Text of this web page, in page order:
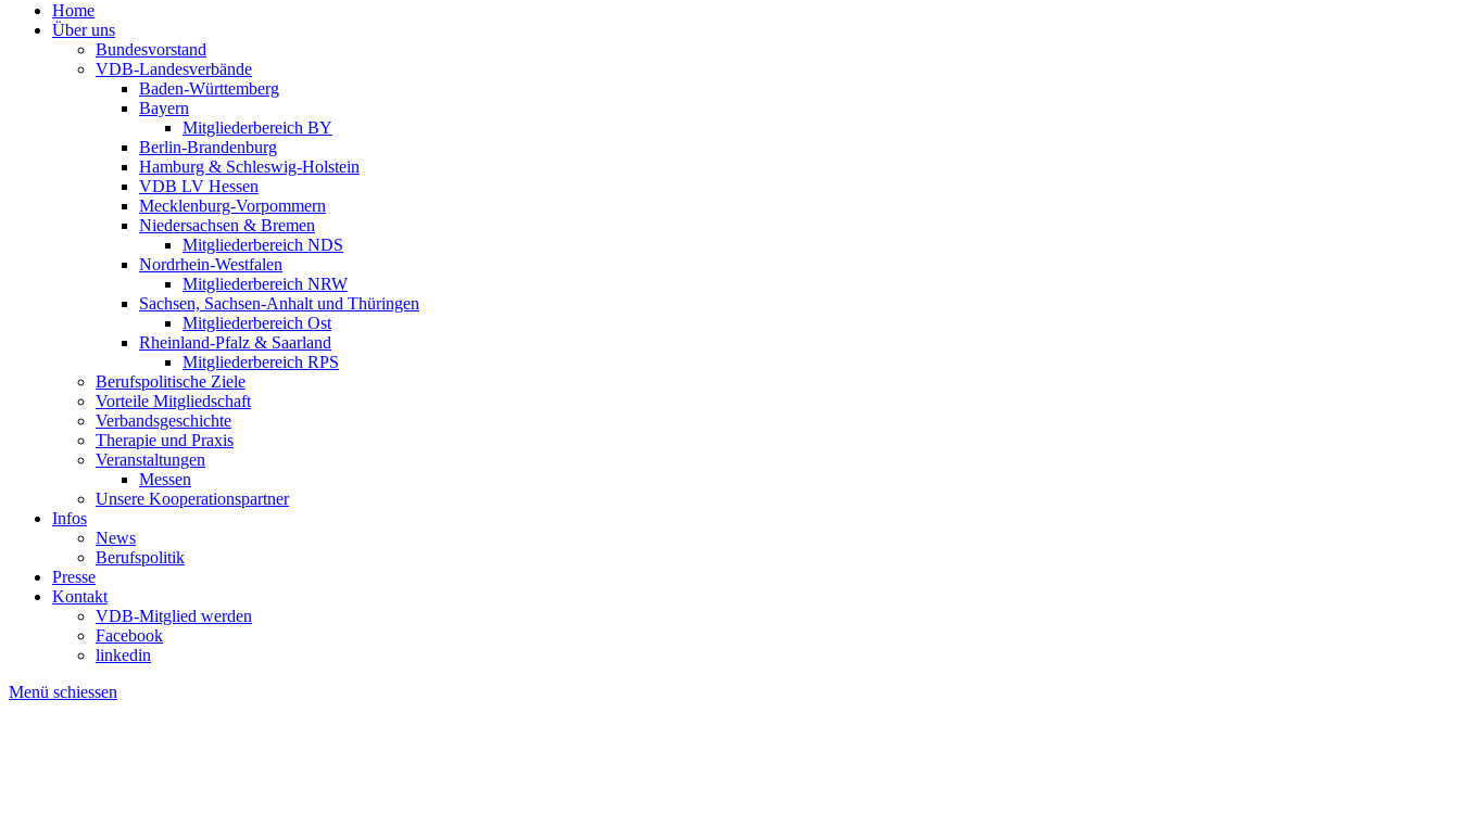
Home
Über uns
Bundesvorstand
VDB-Landesverbände
Baden-Württemberg
Bayern
Mitgliederbereich BY
Berlin-Brandenburg
Hamburg & Schleswig-Holstein
VDB LV Hessen
Mecklenburg-Vorpommern
Niedersachsen & Bremen
Mitgliederbereich NDS
Nordrhein-Westfalen
Mitgliederbereich NRW
Sachsen, Sachsen-Anhalt und Thüringen
Mitgliederbereich Ost
Rheinland-Pfalz & Saarland
Mitgliederbereich RPS
Berufspolitische Ziele
Vorteile Mitgliedschaft
Verbandsgeschichte
Therapie und Praxis
Veranstaltungen
Messen
Unsere Kooperationspartner
Infos
News
Berufspolitik
Presse
Kontakt
VDB-Mitglied werden
Facebook
linkedin
Menü schiessen